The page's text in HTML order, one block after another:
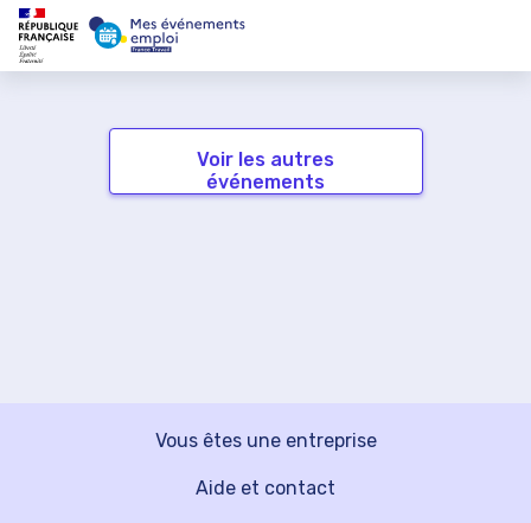
Voir les autres
événements
Vous êtes une entreprise
Aide et contact